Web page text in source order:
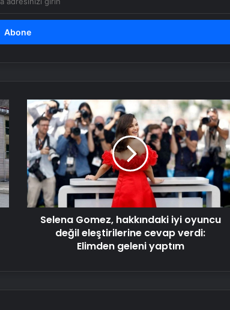
kararı
nereye gidiyorsun aşkım’
Kabine toplantısı başladı! İşte
masadaki konular
Serjoy : Dijital Medya Ajansı, Google
Reklam Ajansı, SEO Ajansı ve Web
Tasarım Ajansı
UETDS Nedir ? Uetds.com İle Akıllı
Dijital Taşımacılık Yazılımı
Selena
Gomez,
hakkındaki
iyi
oyuncu
değil
eleştirilerine
cevap
verdi:
Elimden
Selena Gomez, hakkındaki iyi oyuncu
değil eleştirilerine cevap verdi:
Elimden geleni yaptım